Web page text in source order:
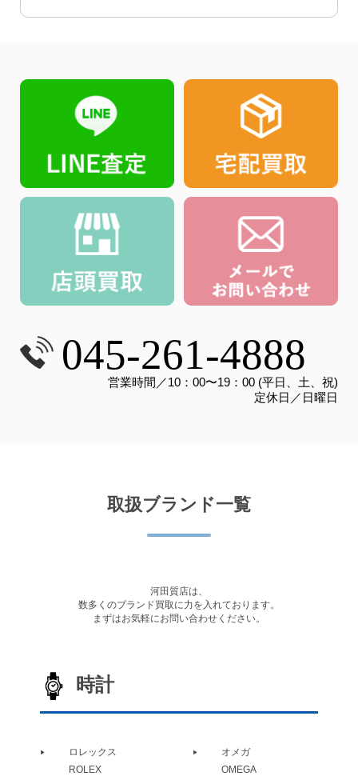
045-261-4888
営業時間／10：00〜19：00 (平日、土、祝)
定休日／日曜日
取扱ブランド一覧
河田質店は、
数多くのブランド買取に力を入れております。
まずはお気軽にお問い合わせください。
時計
ロレックス
ROLEX
オメガ
OMEGA